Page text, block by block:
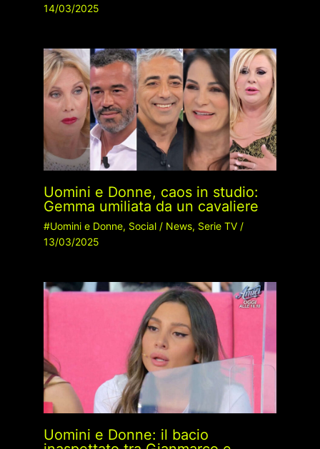
14/03/2025
Uomini e Donne, caos in studio:
Gemma umiliata da un cavaliere
#Uomini e Donne, Social/ News, Serie TV/
13/03/2025
Uomini e Donne: il bacio